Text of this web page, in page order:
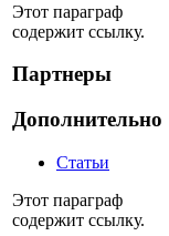
Этот параграф
содержит ссылку.
Партнеры
Дополнительно
Статьи
Этот параграф
содержит ссылку.